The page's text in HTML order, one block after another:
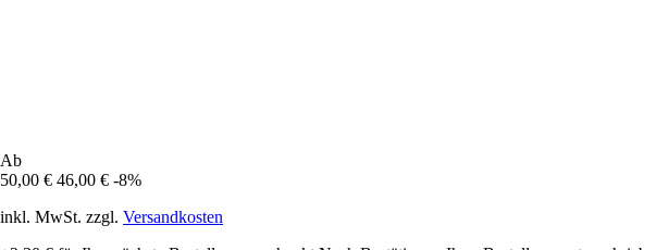
Ab
50,00 € 46,00 € -8%
inkl. MwSt. zzgl. Versandkosten